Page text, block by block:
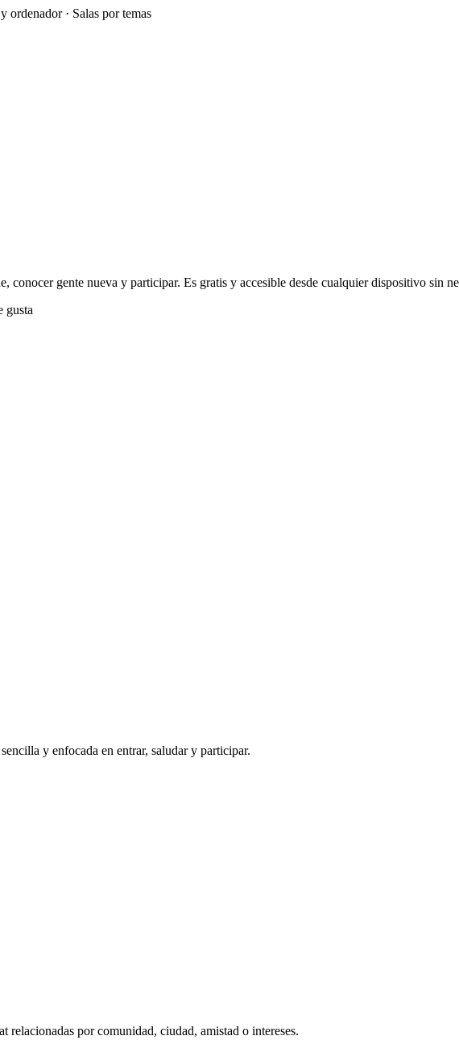
ordenador · Salas por temas
conocer gente nueva y participar. Es gratis y accesible desde cualquier dispositivo sin
gusta
y enfocada en entrar, saludar y participar.
relacionadas por comunidad, ciudad, amistad o intereses.